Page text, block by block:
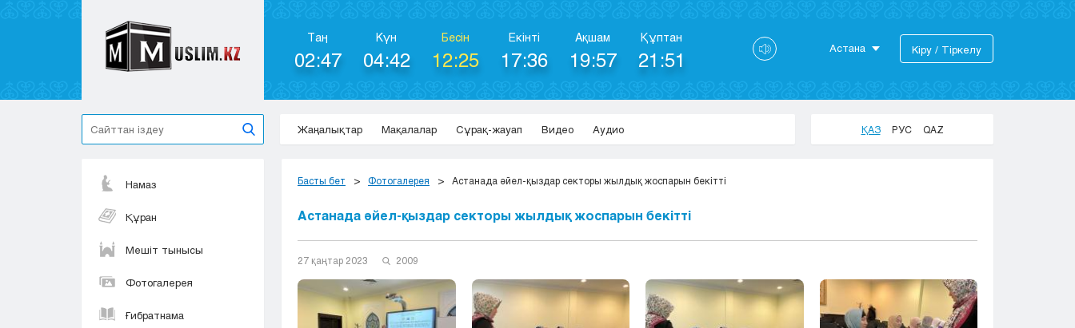
Таң
02:47
Күн
04:42
Бесін
12:25
Екінті
17:36
Ақшам
19:57
Құптан
21:51 Астана
Актобе
Костанай
Павлодар
Петропавловск
Семей
Кіру / Тіркелу
Жаңалықтар Мақалалар Сұрақ-жауап Видео Аудио ҚАЗ РУС QAZ
Намаз
Құран
Мешіт тынысы
Фотогалерея
Ғибратнама
Басты бет Фотогалерея Астанада әйел-қыздар секторы жылдық жоспарын бекітті
Астанада әйел-қыздар секторы жылдық жоспарын бекітті
27 қаңтар 2023 2009